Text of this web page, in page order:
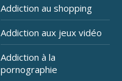
Addiction au shopping
Addiction aux jeux vidéo
Addiction à la
pornographie